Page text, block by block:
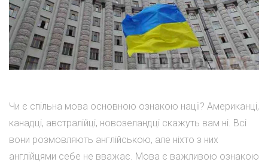
Чи є спільна мова основною ознакою нації? Американці,
канадці, австралійці, новозеландці скажуть вам ні. Всі
вони розмовляють англійською, але ніхто з них
англійцями себе не вважає. Мова є важливою ознакою